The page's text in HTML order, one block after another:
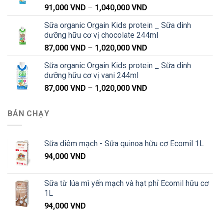
91,000 VND – 1,040,000 VND
từ
91,000 VND
Sữa organic Orgain Kids protein _ Sữa dinh
dưỡng hữu cơ vị chocolate 244ml
87,000 VND – 1,020,000 VND
từ
Sữa organic Orgain Kids protein _ Sữa dinh
dưỡng hữu cơ vị vani 244ml
87,000 VND – 1,020,000 VND
1,020,000 VND
BÁN CHẠY
Sữa diêm mạch - Sữa quinoa hữu cơ Ecomil 1L
94,000 VND
Sữa từ lúa mì yến mạch và hạt phỉ Ecomil hữu cơ
1L
94,000 VND